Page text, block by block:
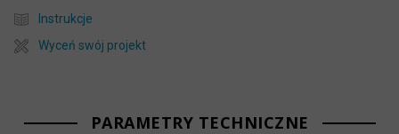
Instrukcje
Wyceń swój projekt
PARAMETRY TECHNICZNE